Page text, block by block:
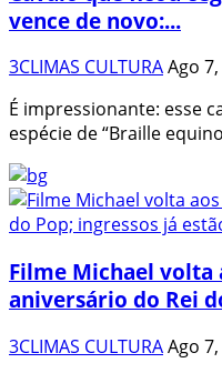
vence de novo:...
3CLIMAS CULTURAAgo
É impressionante: esse
espécie de “Braille
Filme Michael volta
aniversário do Rei
3CLIMAS CULTURAAgo